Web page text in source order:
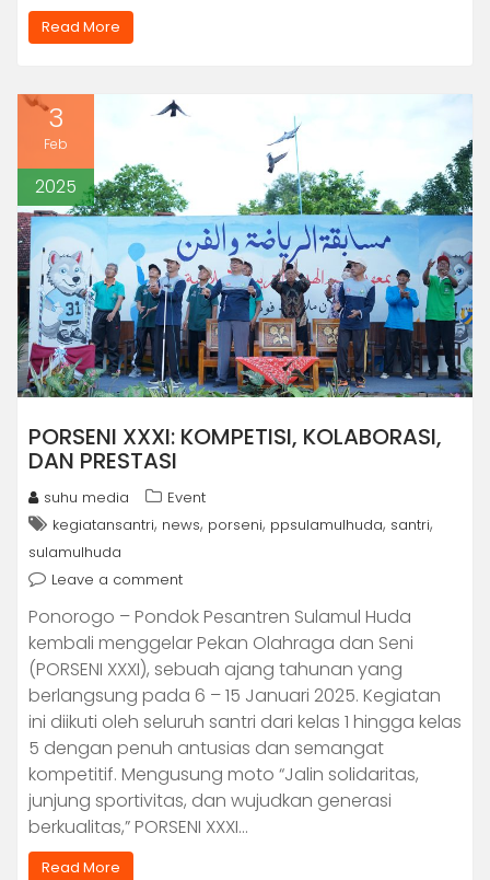
Read More
3
Feb
2025
PORSENI XXXI: KOMPETISI, KOLABORASI,
DAN PRESTASI
suhu media
Event
kegiatansantri, news, porseni, ppsulamulhuda, santri,
sulamulhuda
Leave a comment
Ponorogo – Pondok Pesantren Sulamul Huda
kembali menggelar Pekan Olahraga dan Seni
(PORSENI XXXI), sebuah ajang tahunan yang
berlangsung pada 6 – 15 Januari 2025. Kegiatan
ini diikuti oleh seluruh santri dari kelas 1 hingga kelas
5 dengan penuh antusias dan semangat
kompetitif. Mengusung moto “Jalin solidaritas,
junjung sportivitas, dan wujudkan generasi
berkualitas,” PORSENI XXXI…
Read More